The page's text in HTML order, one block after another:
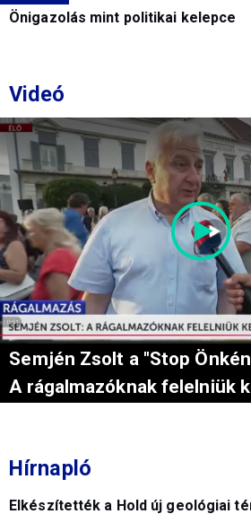
Önigazolás mint politikai kelepce
Videó
Semjén Zsolt a "Stop
A rágalmazóknak felelniük
Hírnapló
Elkészítették a Hold új geológiai